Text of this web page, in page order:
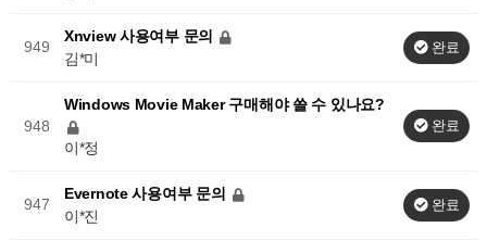
949
Xnview 사용여부 문의
김*미
완료
948
Windows Movie Maker 구매해야 쓸 수 있나요?
이*정
완료
947
Evernote 사용여부 문의
이*진
완료